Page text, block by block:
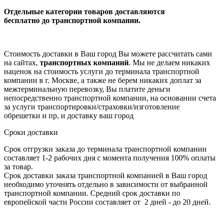
Отдельные категории товаров доставляются
бесплатно до транспортной компании.
Стоимость доставки в Ваш город Вы можете рассчитать сами
на сайтах, транспортных компаний. Мы не делаем никаких
наценок на стоимость услуги до терминала транспортной
компании в г. Москве, а также не берем никаких доплат за
межтерминальную перевозку, Вы платите деньги
непосредственно транспортной компании, на основании счета
за услуги транспортировки/страховки/изготовление
обрешетки и пр, и доставку ваш город
Сроки доставки
Срок отгрузки заказа до терминала транспортной компании
составляет 1-2 рабочих дня с момента получения 100% оплаты
за товар.
Срок доставки заказа транспортной компанией в Ваш город
необходимо уточнять отдельно в зависимости от выбранной
транспортной компании. Средний срок доставки по
европейской части России составляет от 2 дней - до 20 дней.